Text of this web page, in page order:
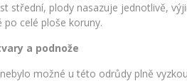
střední, plody nasazuje jednotlivě,
po celé ploše koruny.
a podnože
možné u této odrůdy plně